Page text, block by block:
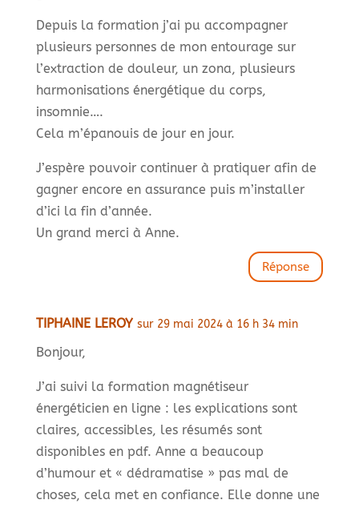
Depuis la formation j’ai pu accompagner
plusieurs personnes de mon entourage sur
l’extraction de douleur, un zona, plusieurs
harmonisations énergétique du corps,
insomnie….
Cela m’épanouis de jour en jour.
J’espère pouvoir continuer à pratiquer afin de
gagner encore en assurance puis m’installer
d’ici la fin d’année.
Un grand merci à Anne.
Réponse
TIPHAINE LEROY sur 29 mai 2024 à 16 h 34 min
Bonjour,
J’ai suivi la formation magnétiseur
énergéticien en ligne : les explications sont
claires, accessibles, les résumés sont
disponibles en pdf. Anne a beaucoup
d’humour et « dédramatise » pas mal de
choses, cela met en confiance. Elle donne une